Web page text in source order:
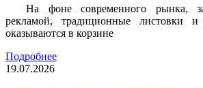
На фоне современного рынка,
рекламой, традиционные листовки
оказываются в корзине
Подробнее
19.07.2026